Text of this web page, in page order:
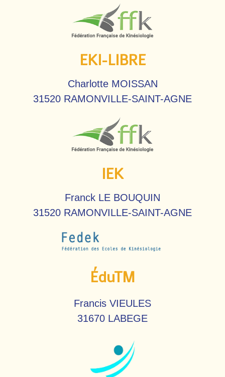
EKI-LIBRE
Charlotte MOISSAN
31520 RAMONVILLE-SAINT-AGNE
IEK
Franck LE BOUQUIN
31520 RAMONVILLE-SAINT-AGNE
ÉduTM
Francis VIEULES
31670 LABEGE